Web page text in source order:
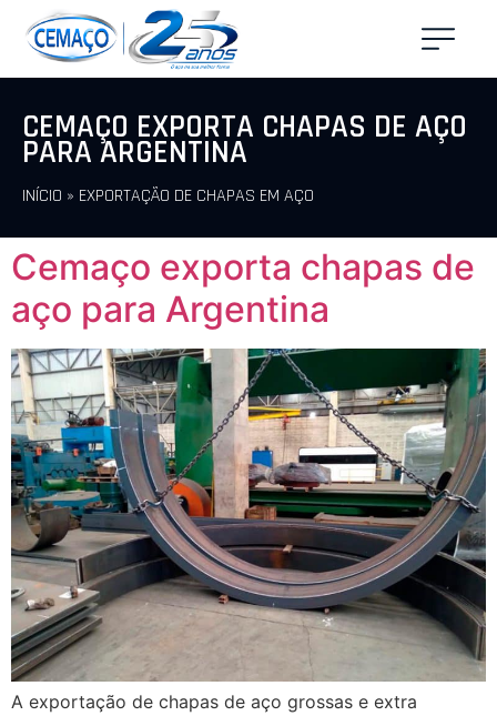
CEMAÇO EXPORTA CHAPAS DE AÇO
PARA ARGENTINA
INÍCIO » EXPORTAÇÃO DE CHAPAS EM AÇO
Cemaço exporta chapas de
aço para Argentina
A exportação de chapas de aço grossas e extra